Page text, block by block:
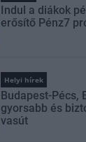
Indul a diákok
erősítő Pénz7
Helyi hírek
Budapest-Pécs,
gyorsabb és
vasút